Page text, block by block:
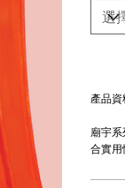
產品資
廟宇
合實用